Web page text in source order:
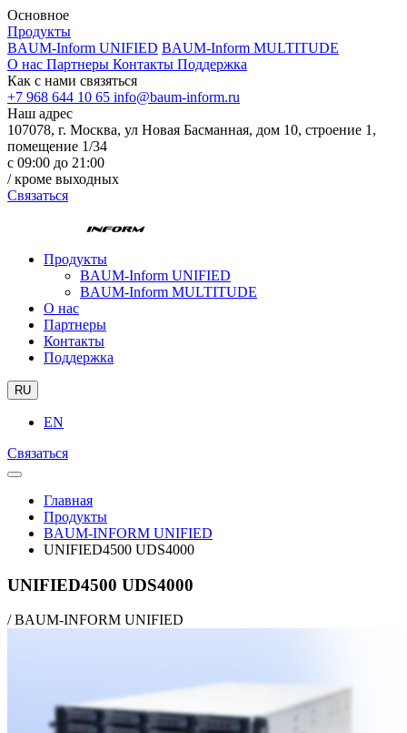
Основное
Продукты
BAUM-Inform UNIFIED BAUM-Inform MULTITUDE
О нас Партнеры Контакты Поддержка
Как с нами связяться
+7 968 644 10 65 info@baum-inform.ru
Наш адрес
107078, г. Москва, ул Новая Басманная, дом 10, строение 1,
помещение 1/34
с 09:00 до 21:00
/ кроме выходных
Связаться
Продукты
BAUM-Inform UNIFIED
BAUM-Inform MULTITUDE
О нас
Партнеры
Контакты
Поддержка
RU
EN
Связаться
Главная
Продукты
BAUM-INFORM UNIFIED
UNIFIED4500 UDS4000
UNIFIED4500 UDS4000
/BAUM-INFORM UNIFIED